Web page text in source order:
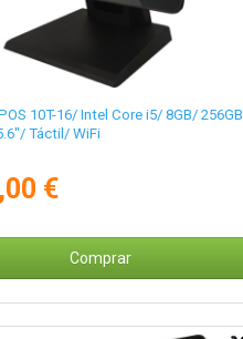
10T-16/ Intel Core i5/ 8GB/ 256GB
Táctil/ WiFi
€
Comprar